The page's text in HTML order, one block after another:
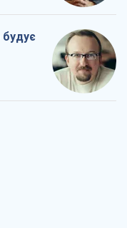
будує